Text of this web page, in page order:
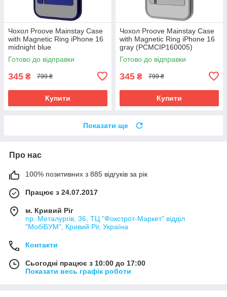
Чохол Proove Mainstay Case
with Magnetic Ring iPhone 16
midnight blue
(PCMCIP160008)
Готово до відправки
345 ₴ 799 ₴
Купити
Чохол Proove Mainstay Case
with Magnetic Ring iPhone 16
gray (PCMCIP160005)
Готово до відправки
345 ₴ 799 ₴
Купити
Показати ще
Про нас
100% позитивних з 885 відгуків за рік
Працює з 24.07.2017
м. Кривий Ріг
пр. Металургів, 36, ТЦ "Фокстрот-Маркет" відділ
"МобіБУМ", Кривий Ріг, Україна
Контакти
Сьогодні працює з 10:00 до 17:00
Показати весь графік роботи